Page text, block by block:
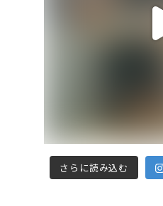
さらに読み込む